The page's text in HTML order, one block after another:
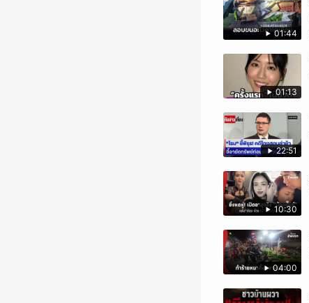
01:44
01:13
22:51
10:30
04:00